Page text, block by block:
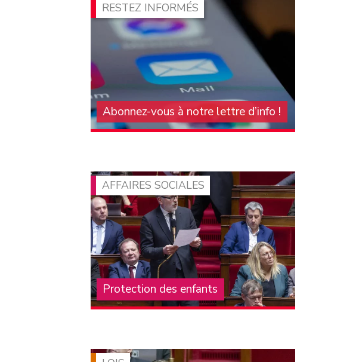
RESTEZ INFORMÉS
Abonnez-vous à notre lettre d’info !
Pour vous tenir au courant de l'actualité du
connaître et la diffuser !
AFFAIRES SOCIALES
Protection des enfants
La crise structurelle de la protection de
documentée depuis de (…)